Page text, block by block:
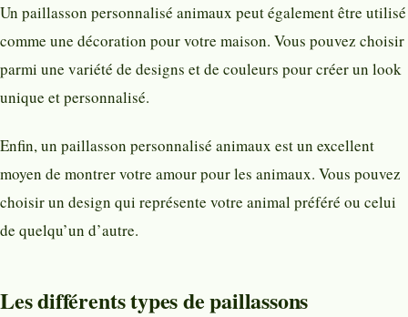
Un paillasson personnalisé animaux peut également être utilisé
comme une décoration pour votre maison. Vous pouvez choisir
parmi une variété de designs et de couleurs pour créer un look
unique et personnalisé.
Enfin, un paillasson personnalisé animaux est un excellent
moyen de montrer votre amour pour les animaux. Vous pouvez
choisir un design qui représente votre animal préféré ou celui
de quelqu’un d’autre.
Les différents types de paillassons